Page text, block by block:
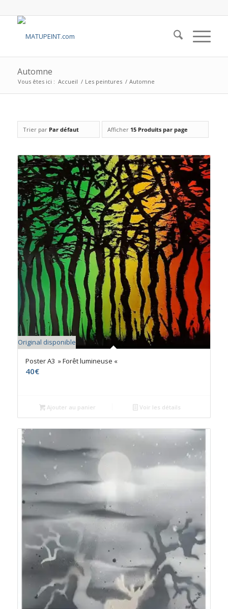
Automne
Vous êtes ici : Accueil / Les peintures / Automne
Trier par Par défaut Afficher 15 Produits par page
Original disponible
Poster A3 » Forêt lumineuse «
40€
Ajouter au panier Voir les détails